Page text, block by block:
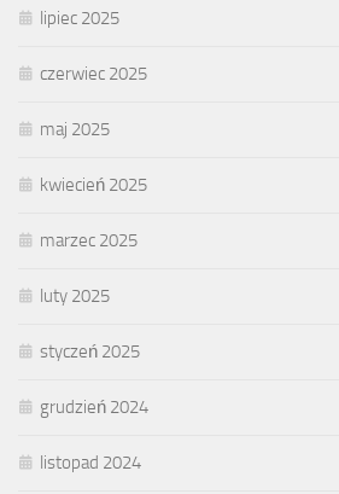
lipiec 2025
czerwiec 2025
maj 2025
kwiecień 2025
marzec 2025
luty 2025
styczeń 2025
grudzień 2024
listopad 2024